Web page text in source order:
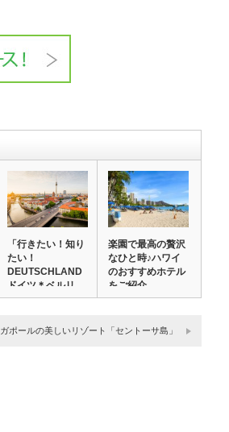
「行きたい！知り
たい！
DEUTSCHLAND！
ドイツ＊ベルリ
ン…
楽園で最高の贅沢
なひと時♪ハワイ
のおすすめホテル
をご紹介
ポールの美しいリゾート「セントーサ島」